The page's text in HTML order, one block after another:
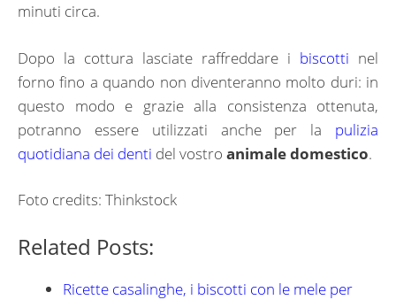
minuti circa.
Dopo la cottura lasciate raffreddare i biscotti nel
forno fino a quando non diventeranno molto duri: in
questo modo e grazie alla consistenza ottenuta,
potranno essere utilizzati anche per la pulizia
quotidiana dei denti del vostro animale domestico.
Foto credits: Thinkstock
Related Posts:
Ricette casalinghe, i biscotti con le mele per